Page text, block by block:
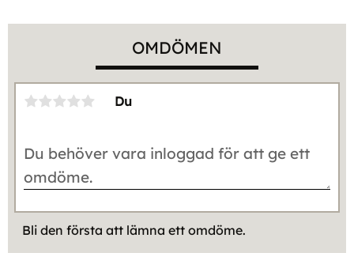
OMDÖMEN
Du
Bli den första att lämna ett omdöme.